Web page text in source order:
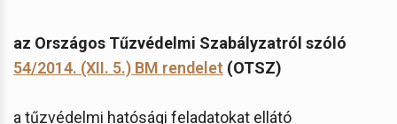
az Országos Tűzvédelmi Szabályzatról szóló
54/2014. (XII. 5.) BM rendelet (OTSZ)
a tűzvédelmi hatósági feladatokat ellátó